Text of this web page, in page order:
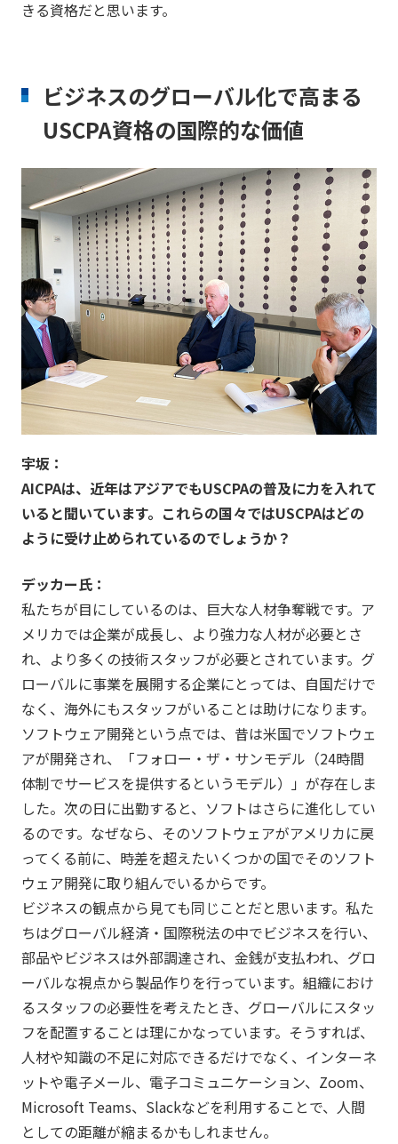
きる資格だと思います。
ビジネスのグローバル化で高まる
USCPA資格の国際的な価値
宇坂：
AICPAは、近年はアジアでもUSCPAの普及に力を入れて
いると聞いています。これらの国々ではUSCPAはどの
ように受け止められているのでしょうか？
デッカー氏：
私たちが目にしているのは、巨大な人材争奪戦です。ア
メリカでは企業が成長し、より強力な人材が必要とさ
れ、より多くの技術スタッフが必要とされています。グ
ローバルに事業を展開する企業にとっては、自国だけで
なく、海外にもスタッフがいることは助けになります。
ソフトウェア開発という点では、昔は米国でソフトウェ
アが開発され、「フォロー・ザ・サンモデル（24時間
体制でサービスを提供するというモデル）」が存在しま
した。次の日に出勤すると、ソフトはさらに進化してい
るのです。なぜなら、そのソフトウェアがアメリカに戻
ってくる前に、時差を超えたいくつかの国でそのソフト
ウェア開発に取り組んでいるからです。
ビジネスの観点から見ても同じことだと思います。私た
ちはグローバル経済・国際税法の中でビジネスを行い、
部品やビジネスは外部調達され、金銭が支払われ、グロ
ーバルな視点から製品作りを行っています。組織におけ
るスタッフの必要性を考えたとき、グローバルにスタッ
フを配置することは理にかなっています。そうすれば、
人材や知識の不足に対応できるだけでなく、インターネ
ットや電子メール、電子コミュニケーション、Zoom、
Microsoft Teams、Slackなどを利用することで、人間
としての距離が縮まるかもしれません。